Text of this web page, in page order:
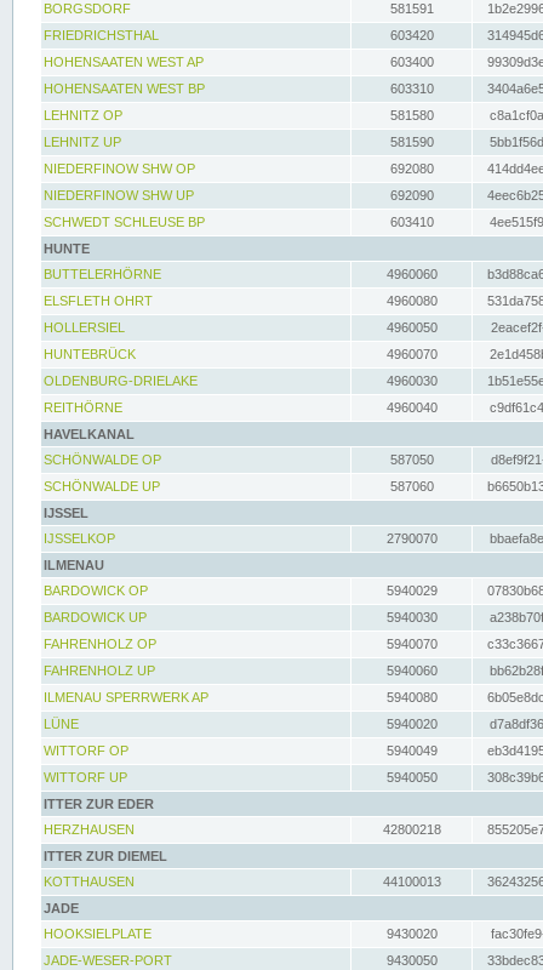
BORGSDORF
581591
FRIEDRICHSTHAL
603420
HOHENSAATEN WEST AP
603400
HOHENSAATEN WEST BP
603310
LEHNITZ OP
581580
LEHNITZ UP
581590
NIEDERFINOW SHW OP
692080
NIEDERFINOW SHW UP
692090
SCHWEDT SCHLEUSE BP
603410
HUNTE
BUTTELERHÖRNE
4960060
ELSFLETH OHRT
4960080
HOLLERSIEL
4960050
HUNTEBRÜCK
4960070
OLDENBURG-DRIELAKE
4960030
REITHÖRNE
4960040
HAVELKANAL
SCHÖNWALDE OP
587050
SCHÖNWALDE UP
587060
IJSSEL
IJSSELKOP
2790070
ILMENAU
BARDOWICK OP
5940029
BARDOWICK UP
5940030
FAHRENHOLZ OP
5940070
FAHRENHOLZ UP
5940060
ILMENAU SPERRWERK AP
5940080
LÜNE
5940020
WITTORF OP
5940049
WITTORF UP
5940050
ITTER ZUR EDER
HERZHAUSEN
42800218
ITTER ZUR DIEMEL
KOTTHAUSEN
44100013
JADE
HOOKSIELPLATE
9430020
JADE-WESER-PORT
9430050